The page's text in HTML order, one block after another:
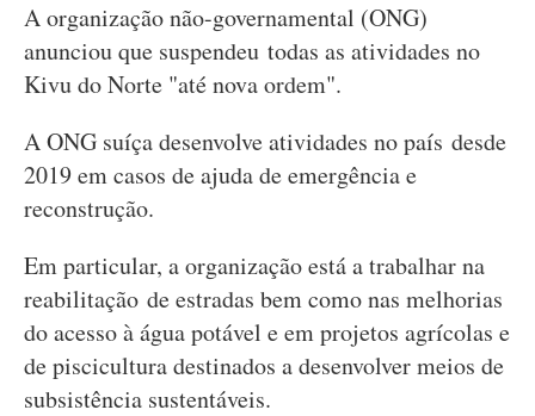
A organização não-governamental (ONG)
anunciou que suspendeu todas as atividades no
Kivu do Norte "até nova ordem".
A ONG suíça desenvolve atividades no país desde
2019 em casos de ajuda de emergência e
reconstrução.
Em particular, a organização está a trabalhar na
reabilitação de estradas bem como nas melhorias
do acesso à água potável e em projetos agrícolas e
de piscicultura destinados a desenvolver meios de
subsistência sustentáveis.